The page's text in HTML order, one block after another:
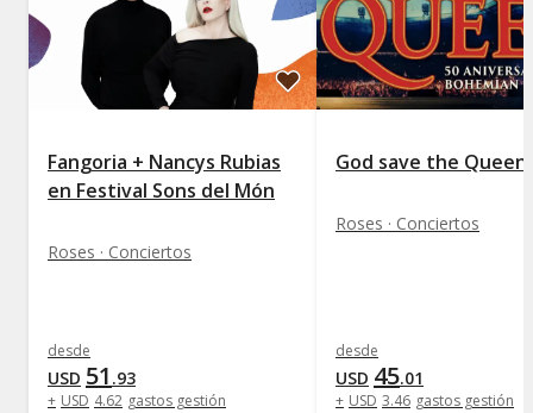
Fangoria + Nancys Rubias
en Festival Sons del Món
Roses · Conciertos
desde
USD 51 .93
+ USD 4.62 gastos gestión
God save the Queen
Roses · Conciertos
desde
USD 45.01
+ USD 3.46 gastos gestión